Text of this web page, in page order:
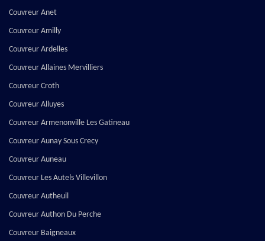
Couvreur Anet
Couvreur Amilly
Couvreur Ardelles
Couvreur Allaines Mervilliers
Couvreur Croth
Couvreur Alluyes
Couvreur Armenonville Les Gatineau
Couvreur Aunay Sous Crecy
Couvreur Auneau
Couvreur Les Autels Villevillon
Couvreur Autheuil
Couvreur Authon Du Perche
Couvreur Baigneaux